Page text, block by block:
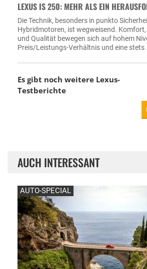
LEXUS IS 250: MEHR ALS EIN
Die Technik, besonders in punkto
Hybridmotoren, ist wegweisend.
und Qualität bewegen sich auf hohem
Preis/Leistungs-Verhältnis und eine stets
Es gibt noch weitere Lexus-
Testberichte
AUCH INTERESSANT
AUTO-SPECIAL